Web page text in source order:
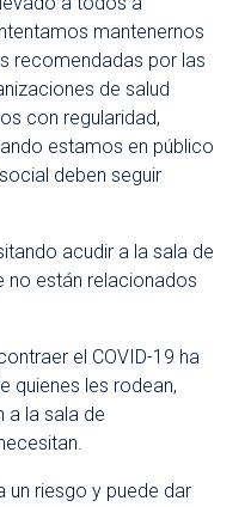
mantenernos
recomendadas por las
de salud
con regularidad,
estamos en público
deben seguir
acudir a la sala de
no están relacionados
el COVID-19 ha
quienes les rodean,
a la sala de
un riesgo y puede dar